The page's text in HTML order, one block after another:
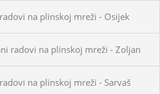
na plinskoj mreži - Osijek
radovi na plinskoj mreži - Zoljan
na plinskoj mreži - Sarvaš